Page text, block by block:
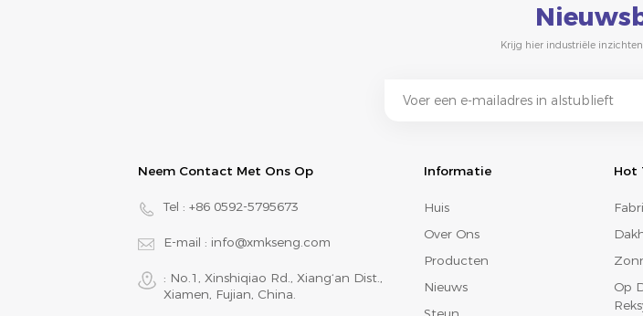
Krijg hier industriële
Neem Contact Met Ons Op
Tel : +86 0592-5795673
E-mail : info@xmkseng.com
: No.1, Xinshiqiao Rd., Xiang‘an Dist.,
Xiamen, Fujian, China.
Informatie
Huis
Over Ons
Producten
Nieuws
Hot
Op